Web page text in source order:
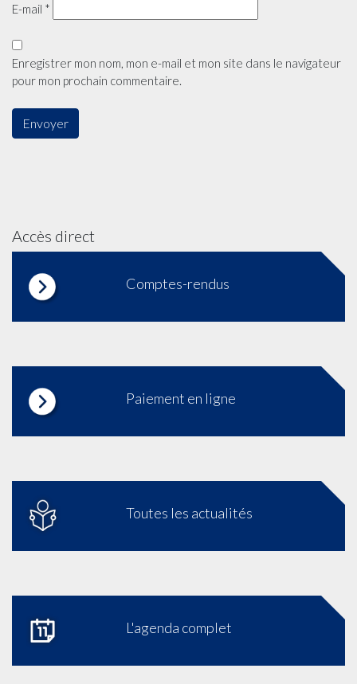
E-mail *
Enregistrer mon nom, mon e-mail et mon site dans le navigateur
pour mon prochain commentaire.
Accès direct
Comptes-rendus
Paiement en ligne
Toutes les actualités
L'agenda complet